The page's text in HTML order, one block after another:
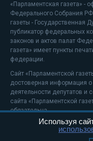
«Парламентская газета» -
Федерального Собрания
газеты -
публикатор федеральных
законов и актов палат
газета» имеет пункты
федерации.
Сайт «Парламентской
достоверная информация
деятельности депутатов и
сайта «Парламентской
обязательна.
На информационном
Используя